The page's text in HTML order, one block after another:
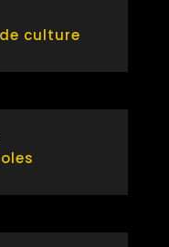
culture